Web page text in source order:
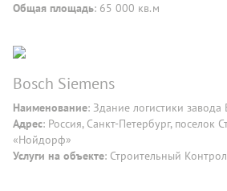
Общая площадь: 65 000 кв.м
Bosch Siemens
Наименование: Здание логистики завода
Адрес: Россия, Санкт-Петербург, поселок
«Нойдорф»
Услуги на объекте: Строительный